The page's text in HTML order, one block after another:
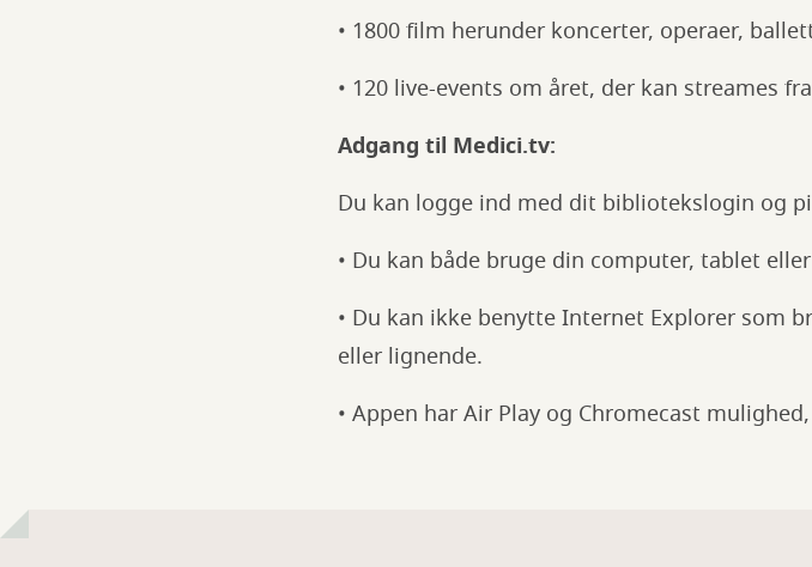
• 1800 film herunder koncerter, operaer,
• 120 live-events om året, der kan streames
Adgang til Medici.tv:
Du kan logge ind med dit bibliotekslogin og
• Du kan både bruge din computer, tablet
• Du kan ikke benytte Internet Explorer som
eller lignende.
• Appen har Air Play og Chromecast